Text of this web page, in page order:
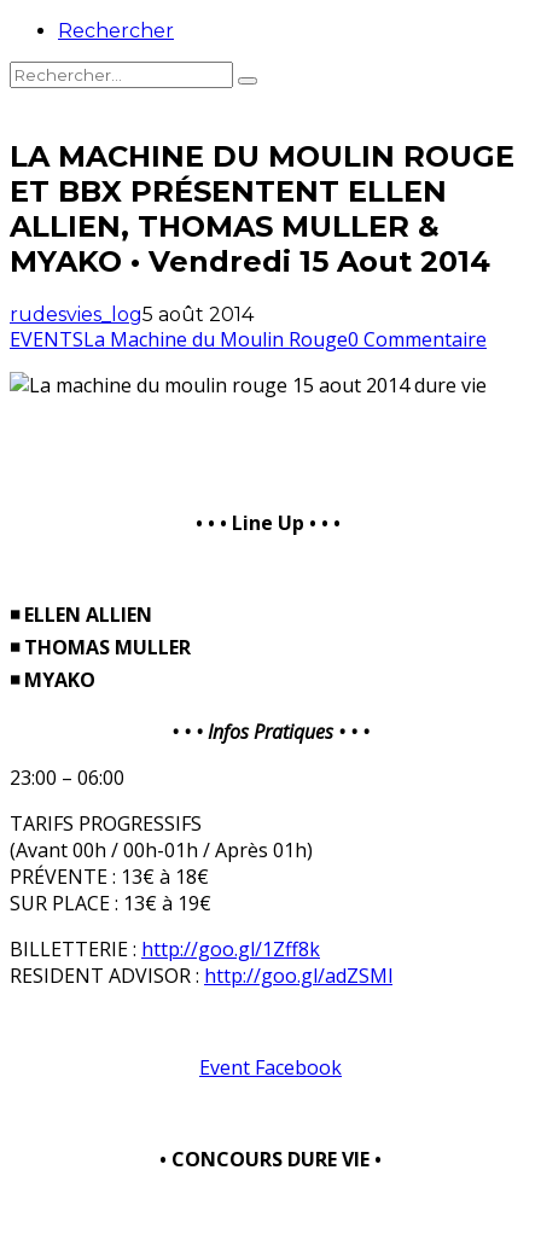
Rechercher
LA MACHINE DU MOULIN ROUGE
ET BBX PRÉSENTENT ELLEN
ALLIEN, THOMAS MULLER &
MYAKO • Vendredi 15 Aout 2014
rudesvies_log5 août 2014
EVENTSLa Machine du Moulin Rouge0 Commentaire
• • • Line Up • • •
◾ ELLEN ALLIEN
◾ THOMAS MULLER
◾ MYAKO
• • • Infos Pratiques • • •
23:00 – 06:00
TARIFS PROGRESSIFS
(Avant 00h / 00h-01h / Après 01h)
PRÉVENTE : 13€ à 18€
SUR PLACE : 13€ à 19€
BILLETTERIE : http://goo.gl/1Zff8k
RESIDENT ADVISOR : http://goo.gl/adZSMl
Event Facebook
• CONCOURS DURE VIE •